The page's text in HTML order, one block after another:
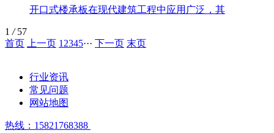
开口式楼承板在现代建筑工程中应用广泛，其
1 / 57
首页
上一页 1 2345··· 下一页 末页
行业资讯
常见问题
网站地图
热线：15821768388